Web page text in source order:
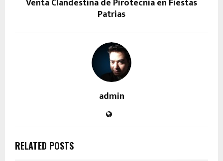
Patrias
admin
RELATED POSTS